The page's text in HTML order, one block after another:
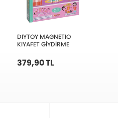
DIYTOY MAGNETIO
KIYAFET GİYDİRME
379,90 TL